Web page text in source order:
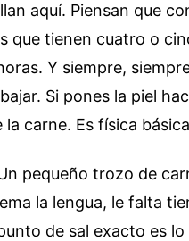
aquí. Piensan que
que tienen cuatro o
Y siempre,
Si pones la piel
carne. Es física
pequeño trozo de
la lengua, le falta
de sal exacto es